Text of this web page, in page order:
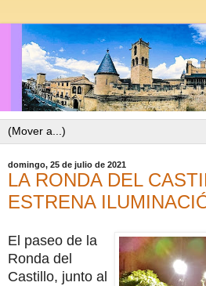
domingo, 25 de julio de 2021
LA RONDA DEL
ESTRENA
El paseo de la
Ronda del
Castillo, junto al